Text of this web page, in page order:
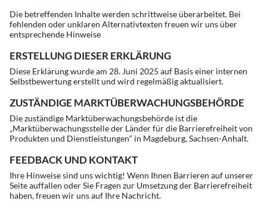
Die betreffenden Inhalte werden schrittweise überarbeitet. Bei
fehlenden oder unklaren Alternativtexten freuen wir uns über
entsprechende Hinweise
ERSTELLUNG DIESER ERKLÄRUNG
Diese Erklärung wurde am 28. Juni 2025 auf Basis einer internen
Selbstbewertung erstellt und wird regelmäßig aktualisiert.
ZUSTÄNDIGE MARKTÜBERWACHUNGSBEHÖRDE
Die zuständige Marktüberwachungsbehörde ist die
„Marktüberwachungsstelle der Länder für die Barrierefreiheit von
Produkten und Dienstleistungen“ in Magdeburg, Sachsen-Anhalt.
FEEDBACK UND KONTAKT
Ihre Hinweise sind uns wichtig! Wenn Ihnen Barrieren auf unserer
Seite auffallen oder Sie Fragen zur Umsetzung der Barrierefreiheit
haben, freuen wir uns auf Ihre Nachricht.